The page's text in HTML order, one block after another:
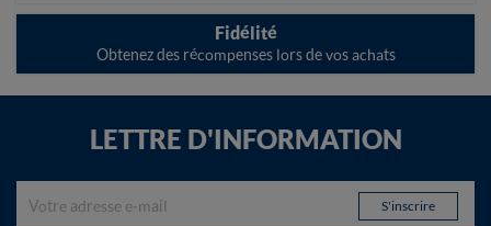
Fidélité
Obtenez des récompenses lors de vos achats
LETTRE D'INFORMATION